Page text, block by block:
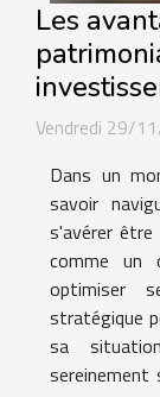
Les
Vendredi 29/
Dans un
savoir
s'avérer
comme un
optimiser
stratégique
sa
sereinement